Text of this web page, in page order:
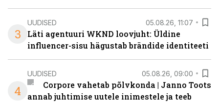
3
UUDISED 05.08.26, 11:07
Läti agentuuri WKND loovjuht: Üldine
influencer-sisu hägustab brändide identiteeti
4
UUDISED 05.08.26, 09:00
Corpore vahetab põlvkonda | Janno Toots
annab juhtimise uutele inimestele ja teeb